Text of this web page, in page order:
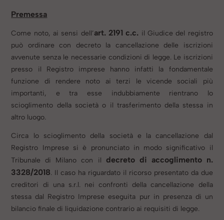
Premessa
Come noto, ai sensi dell’art. 2191 c.c. il Giudice del registro
può ordinare con decreto la cancellazione delle iscrizioni
avvenute senza le necessarie condizioni di legge. Le iscrizioni
presso il Registro imprese hanno infatti la fondamentale
funzione di rendere noto ai terzi le vicende sociali più
importanti, e tra esse indubbiamente rientrano lo
scioglimento della società o il trasferimento della stessa in
altro luogo.
Circa lo scioglimento della società e la cancellazione dal
Registro Imprese si è pronunciato in modo significativo il
Tribunale di Milano con il decreto di accoglimento n.
3328/2018. Il caso ha riguardato il ricorso presentato da due
creditori di una s.r.l. nei confronti della cancellazione della
stessa dal Registro Imprese eseguita pur in presenza di un
bilancio finale di liquidazione contrario ai requisiti di legge.